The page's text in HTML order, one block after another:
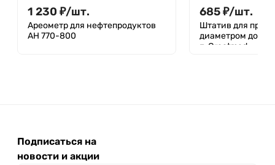
1 230 ₽/шт.
Ареометр для нефтепродуктов
АН 770-800
685₽/шт.
Штатив для
диаметром до 13
п, Greetmed
Подписаться на
новости и акции